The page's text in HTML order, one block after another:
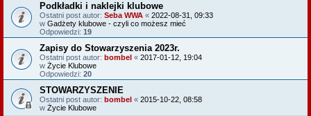
Podkładki i naklejki klubowe
Ostatni post autor: Seba WWA « 2022-08-31, 09:33
w Gadżety klubowe - czyli co możesz mieć
Odpowiedzi: 19
Zapisy do Stowarzyszenia 2023r.
Ostatni post autor: bombel « 2017-01-12, 19:04
w Życie Klubowe
Odpowiedzi: 20
STOWARZYSZENIE
Ostatni post autor: bombel « 2015-10-22, 08:58
w Życie Klubowe